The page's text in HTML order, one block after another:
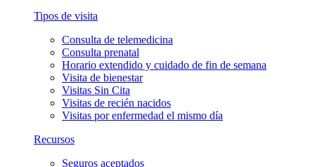
Tipos de visita
Consulta de telemedicina
Consulta prenatal
Horario extendido y cuidado de fin de semana
Visita de bienestar
Visitas Sin Cita
Visitas de recién nacidos
Visitas por enfermedad el mismo día
Recursos
Seguros aceptados